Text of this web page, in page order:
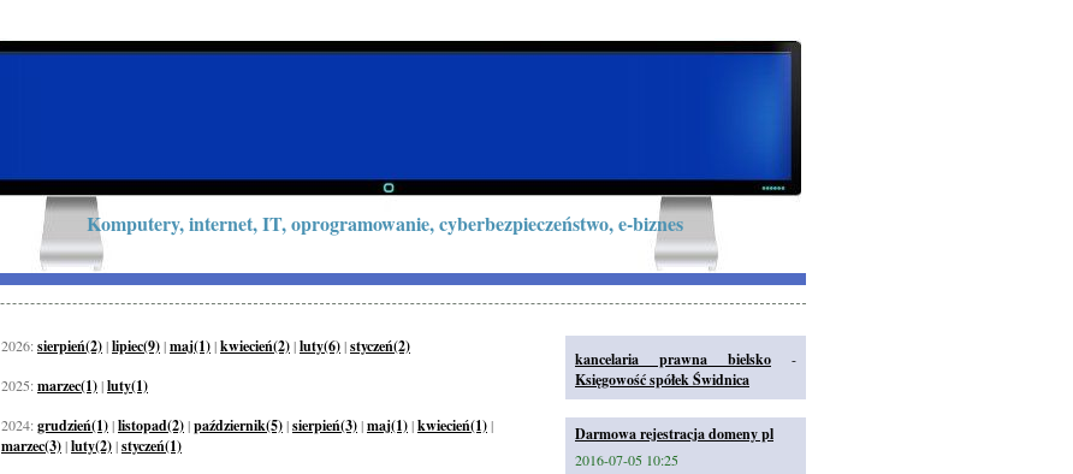
Komputery, internet, IT, oprogramowanie, cyberbezpieczeństwo, e-biznes
2026:sierpień(2)|lipiec(9)|maj(1)|kwiecień(2)|luty(6)|styczeń(2)
2025:marzec(1)|luty(1)
2024:grudzień(1)|listopad(2)|październik(5)|sierpień(3)|maj(1)|kwiecień(1)|
marzec(3)|luty(2)|styczeń(1)
kancelaria prawna bielsko -
Księgowość spółek Świdnica
Darmowa rejestracja domeny pl
2016-07-05 10:25